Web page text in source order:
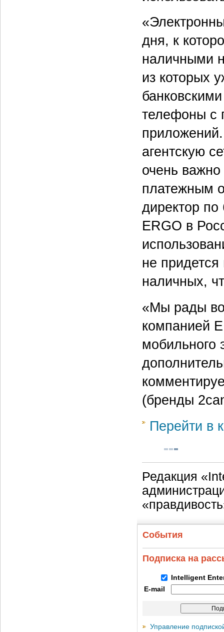
дня, к
наличными
из которых
телефоны с
агентскую
очень
платежным
директор
ERGO в
не
наличных,
«Мы рады
компанией
мобильного
(бренды
Перейти в
Редакция
События
Подписка на
Intelligent
E-mail
Управление